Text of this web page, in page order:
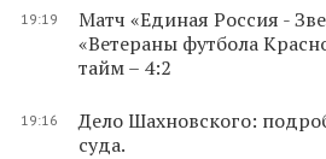
19:19
Матч «Единая Россия -
«Ветераны футбола
тайм – 4:2
19:16
Дело Шахновского:
суда.